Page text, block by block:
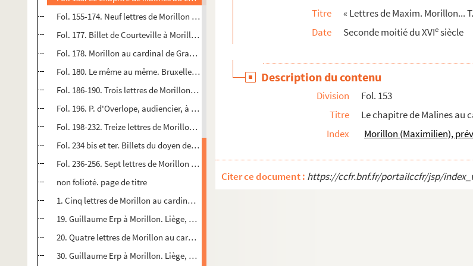
Fol. 155-174. Neuf lettres de Morillon au cardinal de Granvelle. Bruxelles, 10 juillet-7 août 1569
Fol. 177. Billet de Courteville à Morillon. 1569
Fol. 178. Morillon au cardinal de Granvelle. Bruxelles, 14 août 1569
Fol. 180. Le même au même. Bruxelles, 7 et 14 août 1569
Fol. 186-190. Trois lettres de Morillon au cardinal de Granvelle. Bruxelles, 21-28 août 1569
Fol. 196. P. d'Overlope, audiencier, à Morillon. 26 août 1569
Fol. 198-232. Treize lettres de Morillon au cardinal de Granvelle. Bruxelles, 5-12 septembre ; Afflighem, 19 septe...
Fol. 234 bis et ter. Billets du doyen de Renaix
Fol. 236-256. Sept lettres de Morillon au cardinal de Granvelle. Bruxelles, 31 octobre-21 novembre 1569
non folioté. page de titre
1. Cinq lettres de Morillon au cardinal de Granvelle. Bruxelles, 2-10 janvier 1569. Les lettres 3 et 4 ...
19. Guillaume Erp à Morillon. Liège, 8 janvier 1569
20. Quatre lettres de Morillon au cardinal de Granvelle. Bruxelles, 16-23 janvier 1569. La lettre 2 publ...
30. Guillaume Erp à Morillon. Liège, 24 janvier 1569
Titre
« Lettres de Maxim. Morillon...
Date
Seconde moitié du XVIesiècle
Description du contenu
Division
Fol. 153
Titre
Le chapitre de Malines au
Index
Morillon (Maximilien),
Citer ce document : https://ccfr.bnf.fr/portailccfr/jsp/